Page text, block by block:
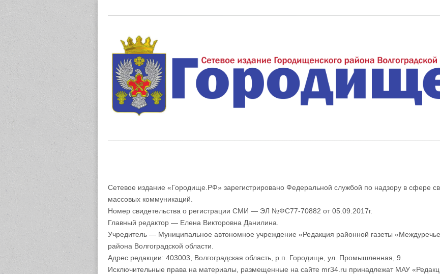
Сетевое издание «Городище.РФ» зарегистрировано Федеральной службой по надзору в сфере
массовых коммуникаций.
Номер свидетельства о регистрации СМИ — ЭЛ №ФС77-70882 от 05.09.2017г.
Главный редактор — Елена Викторовна Данилина.
Учредитель — Муниципальное автономное учреждение «Редакция районной газеты
района Волгоградской области.
Адрес редакции: 403003, Волгоградская область, р.п. Городище, ул. Промышленная, 9.
Исключительные права на материалы, размещенные на сайте mr34.ru принадлежат МАУ